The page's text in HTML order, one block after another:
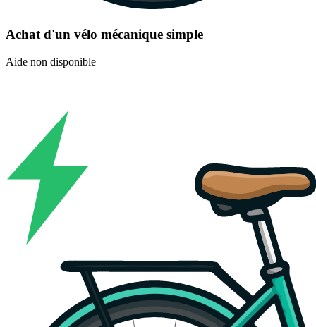
Achat d'un vélo mécanique simple
Aide non disponible